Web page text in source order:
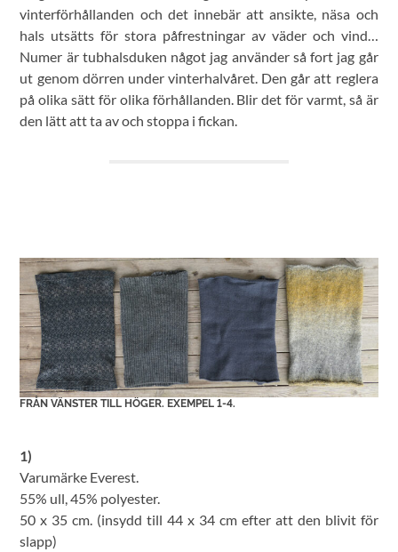
vinterförhållanden och det innebär att ansikte, näsa och
hals utsätts för stora påfrestningar av väder och vind…
Numer är tubhalsduken något jag använder så fort jag går
ut genom dörren under vinterhalvåret. Den går att reglera
på olika sätt för olika förhållanden. Blir det för varmt, så är
den lätt att ta av och stoppa i fickan.
FRÅN VÄNSTER TILL HÖGER. EXEMPEL 1-4.
1)
Varumärke Everest.
55% ull, 45% polyester.
50 x 35 cm. (insydd till 44 x 34 cm efter att den blivit för
slapp)